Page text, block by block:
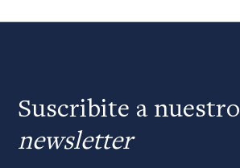
Suscribite a nuestro
newsletter